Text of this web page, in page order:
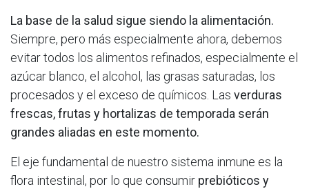
La base de la salud sigue siendo la alimentación.
Siempre, pero más especialmente ahora, debemos
evitar todos los alimentos refinados, especialmente el
azúcar blanco, el alcohol, las grasas saturadas, los
procesados y el exceso de químicos. Las verduras
frescas, frutas y hortalizas de temporada serán
grandes aliadas en este momento.
El eje fundamental de nuestro sistema inmune es la
flora intestinal, por lo que consumir prebióticos y